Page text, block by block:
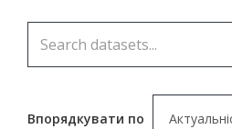
Впорядкувати по